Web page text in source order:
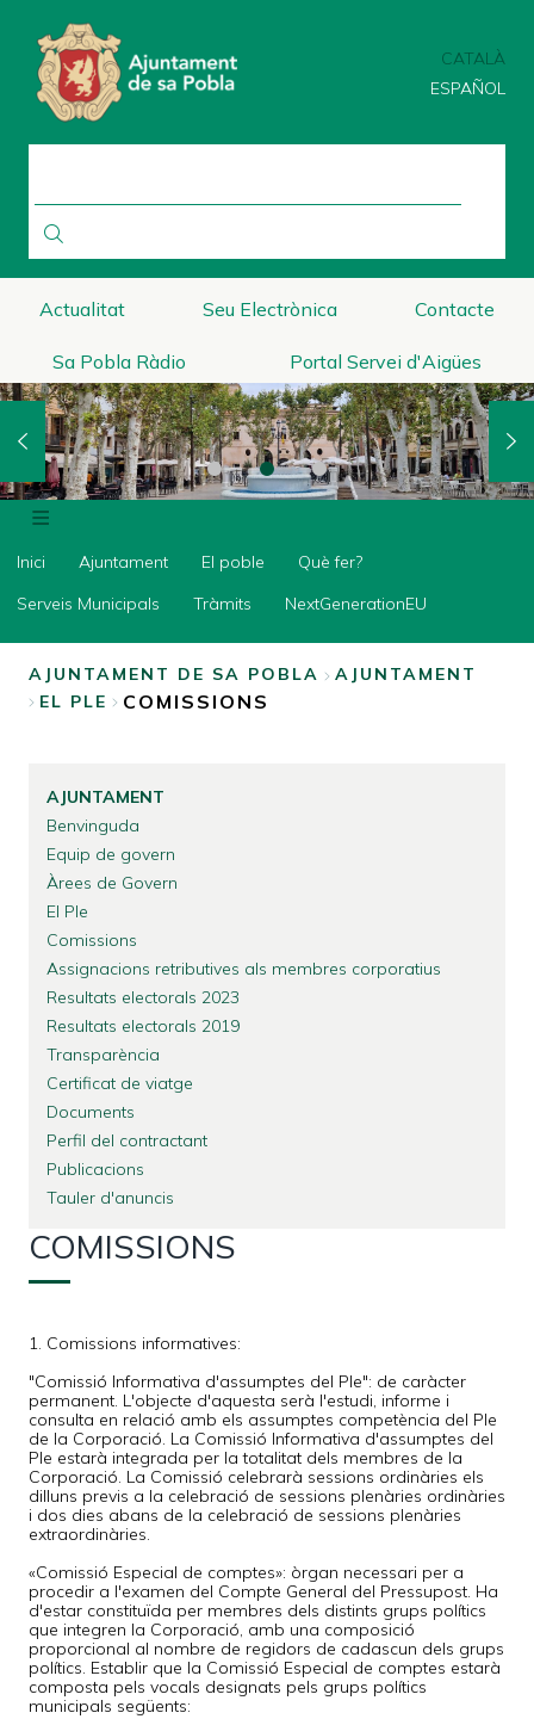
contingut
CATALÀ
ESPAÑOL
Actualitat Seu Electrònica Contacte
Sa Pobla Ràdio Portal Servei d'Aigües
Inici
Ajuntament
El
Què
Tràmits
NextGenerationEU
Inici Ajuntament El poble
Què fer?
Serveis Municipals
Tràmits NextGenerationEU
FIL
AJUNTAMENT DE SA POBLA
AJUNTAMENT
EL PLE
COMISSIONS
AJUNTAMENT
Benvinguda
Equip de govern
Àrees de Govern
El Ple
Comissions
Assignacions retributives als membres corporatius
Resultats electorals 2023
Resultats electorals 2019
Transparència
Certificat de viatge
Documents
Perfil del contractant
Publicacions
Tauler d'anuncis
COMISSIONS
1. Comissions informatives:
"Comissió Informativa d'assumptes del Ple": de caràcter
permanent. L'objecte d'aquesta serà l'estudi, informe i
consulta en relació amb els assumptes competència del Ple
de la Corporació. La Comissió Informativa d'assumptes del
Ple estarà integrada per la totalitat dels membres de la
Corporació. La Comissió celebrarà sessions ordinàries els
dilluns previs a la celebració de sessions plenàries ordinàries
i dos dies abans de la celebració de sessions plenàries
extraordinàries.
«Comissió Especial de comptes»: òrgan necessari per a
procedir a l'examen del Compte General del Pressupost. Ha
d'estar constituïda per membres dels distints grups polítics
que integren la Corporació, amb una composició
proporcional al nombre de regidors de cadascun dels grups
polítics. Establir que la Comissió Especial de comptes estarà
composta pels vocals designats pels grups polítics
municipals següents: